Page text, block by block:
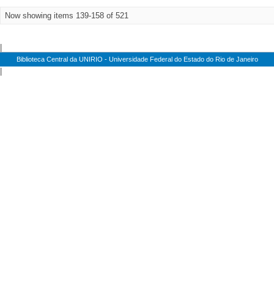
Now showing items 139-158 of 521
Biblioteca Central da UNIRIO - Universidade Federal do Estado do Rio de Janeiro